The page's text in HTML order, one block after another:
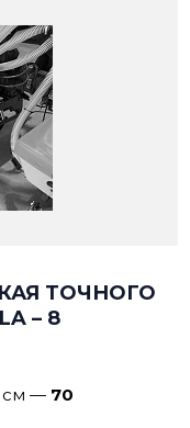
ТОЧНОГО
– 8
— 70